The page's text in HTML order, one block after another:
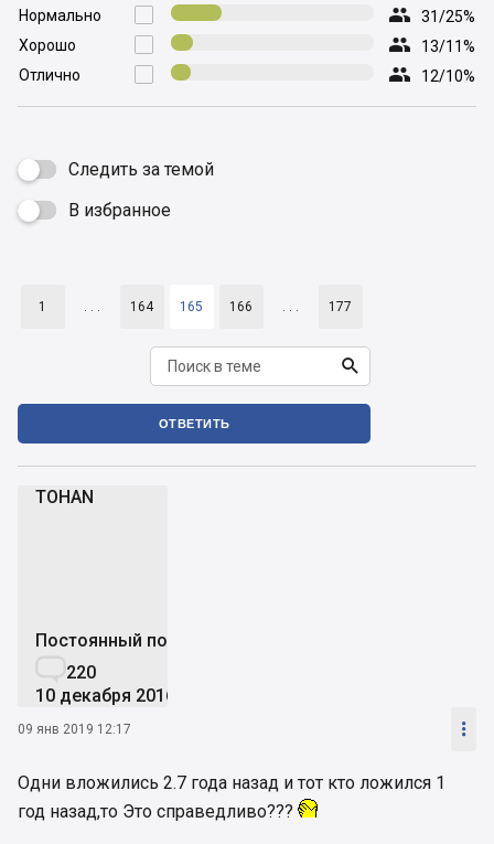

Нормально  31/25%

Хорошо  13/11%

Отлично  12/10%
Следить за темой
 В избранное
1 . . . 164 165 166 . . . 177

ОТВЕТИТЬ
TOHAN
Постоянный пользователь
220
10 декабря 2016
09 янв 2019 12:17 
Одни вложились 2.7 года назад и тот кто ложился 1
год назад,то Это справедливо???